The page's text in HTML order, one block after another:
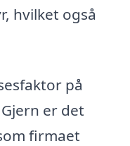
hvilket også
på
er det
firmaet